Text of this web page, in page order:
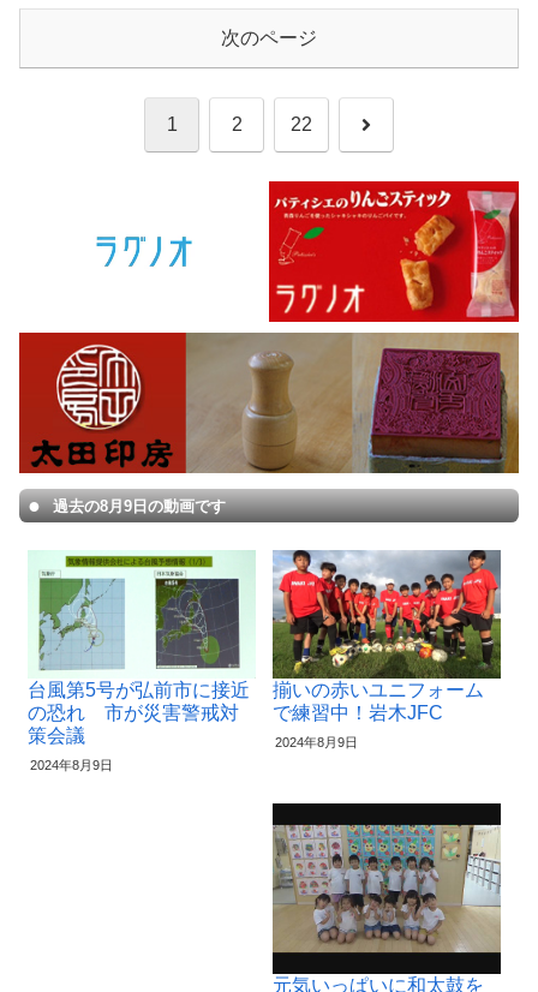
次のページ
1 2 22 次
へ
過去の8月9日の動画です
台風第5号が弘前市に接近
の恐れ 市が災害警戒対
策会議
2024年8月9日
揃いの赤いユニフォーム
で練習中！岩木JFC
2024年8月9日
元気いっぱいに和太鼓を